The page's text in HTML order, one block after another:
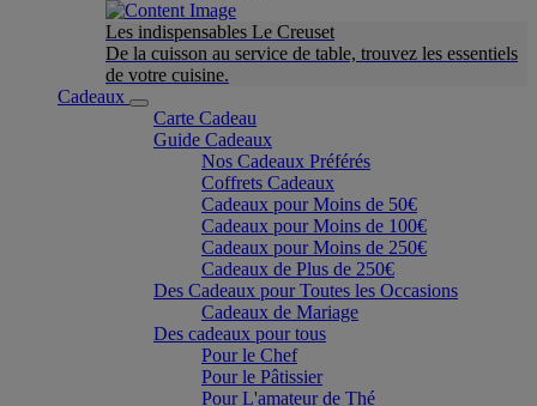
Les indispensables Le Creuset
De la cuisson au service de table, trouvez les essentiels
de votre cuisine.
Cadeaux
Carte Cadeau
Guide Cadeaux
Nos Cadeaux Préférés
Coffrets Cadeaux
Cadeaux pour Moins de 50€
Cadeaux pour Moins de 100€
Cadeaux pour Moins de 250€
Cadeaux de Plus de 250€
Des Cadeaux pour Toutes les Occasions
Cadeaux de Mariage
Des cadeaux pour tous
Pour le Chef
Pour le Pâtissier
Pour L'amateur de Thé